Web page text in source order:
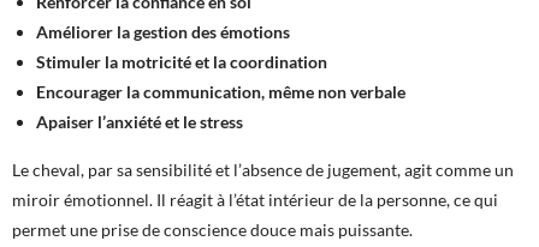
Améliorer la gestion des émotions
Stimuler la motricité et la coordination
Encourager la communication, même non verbale
Apaiser l’anxiété et le stress
Le cheval, par sa sensibilité et l’absence de jugement, agit comme un
miroir émotionnel. Il réagit à l’état intérieur de la personne, ce qui
permet une prise de conscience douce mais puissante.